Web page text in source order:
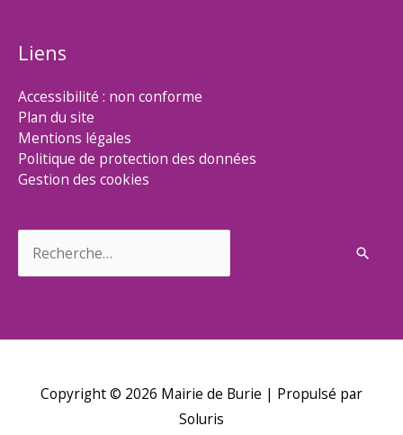
Liens
Accessibilité : non conforme
Plan du site
Mentions légales
Politique de protection des données
Gestion des cookies
Copyright © 2026 Mairie de Burie | Propulsé par
Soluris